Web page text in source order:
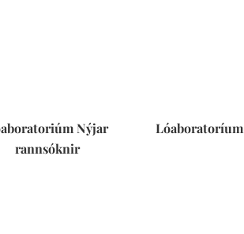
Nýjar
rannsóknir
Lóaboratoríum